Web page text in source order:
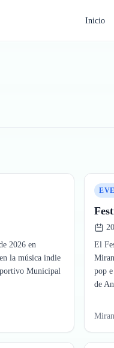
Inicio
2026 en
la música indie
Municipal
El
pop
de